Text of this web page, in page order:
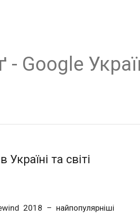
- Google
та світі
2018 – найпопулярніші